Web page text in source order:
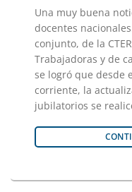
Una muy buena
docentes
conjunto, de la
Trabajadoras y de
se logró que desde
corriente, la
jubilatorios se